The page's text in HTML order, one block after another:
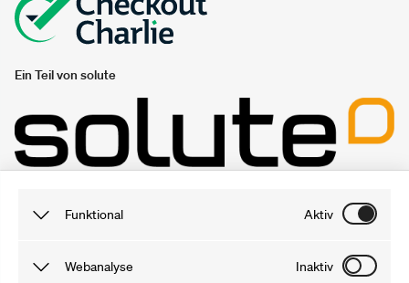
Funktional Aktiv
Funktionale Cookies sind notwendig, damit du unsere
Webanalyse Inaktiv
Ein Teil von solute
gutschein.ch